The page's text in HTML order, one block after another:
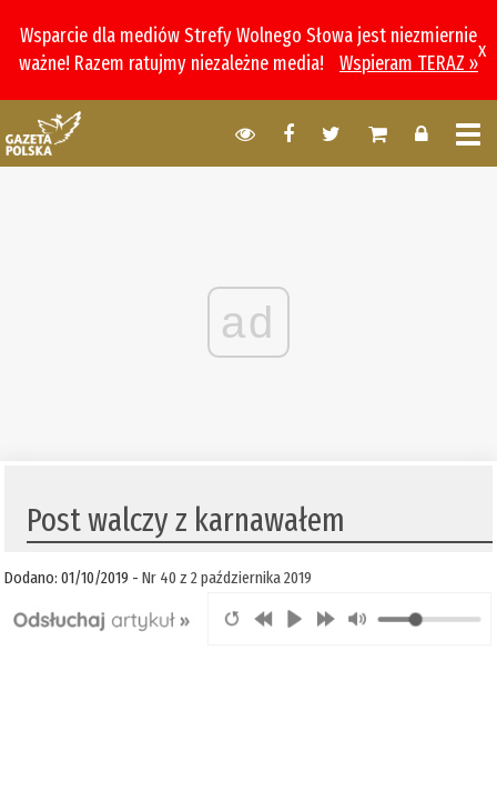
Wsparcie dla mediów Strefy Wolnego Słowa jest niezmiernie
ważne! Razem ratujmy niezależne media!
Wspieram TERAZ »
x
ad
Post walczy z karnawałem
Dodano: 01/10/2019 -Nr 40 z 2 października 2019